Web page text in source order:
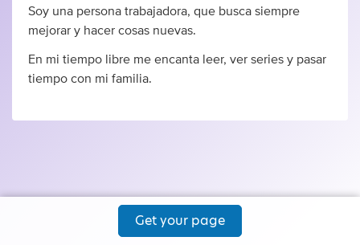
Soy una persona trabajadora, que busca siempre
mejorar y hacer cosas nuevas.
En mi tiempo libre me encanta leer, ver series y pasar
tiempo con mi familia.
Get your page